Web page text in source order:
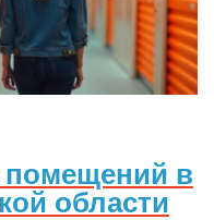
помещений в
области